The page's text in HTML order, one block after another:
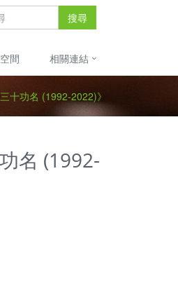
搜尋
間 相關連結
十功名 (1992-2022)》
名 (1992-